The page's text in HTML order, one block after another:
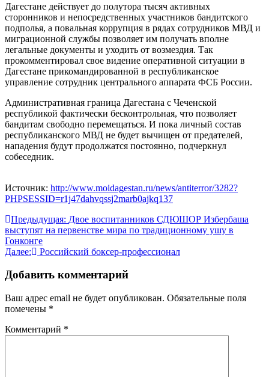
Дагестане действует до полутора тысяч активных
сторонников и непосредственных участников бандитского
подполья, а повальная коррупция в рядах сотрудников МВД и
миграционной службы позволяет им получать вполне
легальные документы и уходить от возмездия. Так
прокомментировал свое видение оперативной ситуации в
Дагестане прикомандированной в республиканское
управление сотрудник центрального аппарата ФСБ России.
Административная граница Дагестана с Чеченской
республикой фактически бесконтрольная, что позволяет
бандитам свободно перемещаться. И пока личный состав
республиканского МВД не будет вычищен от предателей,
нападения будут продолжатся постоянно, подчеркнул
собеседник.
Источник: http://www.moidagestan.ru/news/antiterror/3282?
PHPSESSID=r1j47dahvqssj2marb0ajkq137
Навигация
по
записям
Предыдущая: Двое воспитанников СДЮШОР Избербаша
выступят на первенстве мира по традиционному ушу в
Гонконге
Далее:
Российский боксер-профессионал
Добавить комментарий
Ваш адрес email не будет опубликован. Обязательные поля
помечены *
Комментарий *